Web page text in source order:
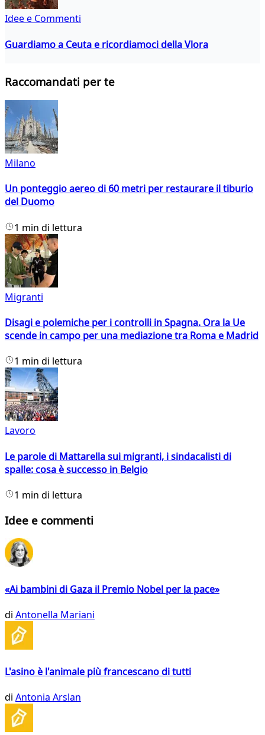
Idee e Commenti
Guardiamo a Ceuta e ricordiamoci della Vlora
Raccomandati per te
Milano
Un ponteggio aereo di 60 metri per restaurare il tiburio
del Duomo
1 min di lettura
Migranti
Disagi e polemiche per i controlli in Spagna. Ora la Ue
scende in campo per una mediazione tra Roma e Madrid
1 min di lettura
Lavoro
Le parole di Mattarella sui migranti, i sindacalisti di
spalle: cosa è successo in Belgio
1 min di lettura
Idee e commenti
«Ai bambini di Gaza il Premio Nobel per la pace»
di Antonella Mariani
L'asino è l'animale più francescano di tutti
di Antonia Arslan